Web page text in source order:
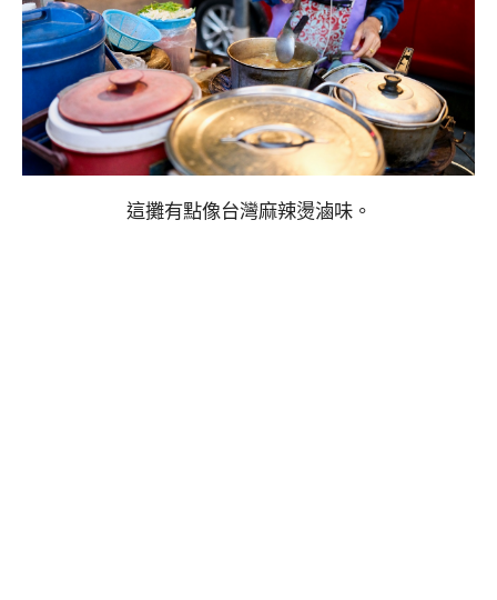
這攤有點像台灣麻辣燙滷味。